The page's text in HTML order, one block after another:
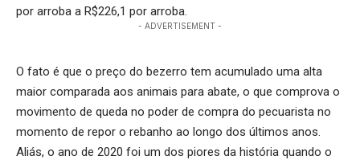
por arroba a R$226,1 por arroba.
- ADVERTISEMENT -
O fato é que o preço do bezerro tem acumulado uma alta
maior comparada aos animais para abate, o que comprova o
movimento de queda no poder de compra do pecuarista no
momento de repor o rebanho ao longo dos últimos anos.
Aliás, o ano de 2020 foi um dos piores da história quando o